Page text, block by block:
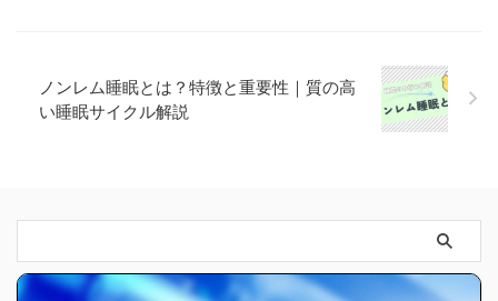
ノンレム睡眠とは？特徴と重要性｜質の高
い睡眠サイクル解説